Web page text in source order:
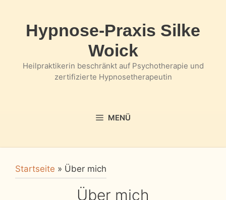
springenHypnose-Praxis Silke
Woick
Heilpraktikerin beschränkt auf Psychotherapie und
zertifizierte Hypnosetherapeutin
MENÜ
Startseite » Über mich
Über mich